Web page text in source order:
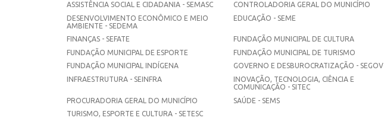
ASSISTÊNCIA SOCIAL E CIDADANIA - SEMASC
CONTROLADORIA GERAL DO MUNICÍPIO
DESENVOLVIMENTO ECONÔMICO E MEIO
AMBIENTE - SEDEMA
EDUCAÇÃO - SEME
FINANÇAS - SEFATE
FUNDAÇÃO MUNICIPAL DE CULTURA
FUNDAÇÃO MUNICIPAL DE ESPORTE
FUNDAÇÃO MUNICIPAL DE TURISMO
FUNDAÇÃO MUNICIPAL INDÍGENA
GOVERNO E DESBUROCRATIZAÇÃO - SEGOV
INFRAESTRUTURA - SEINFRA
INOVAÇÃO, TECNOLOGIA, CIÊNCIA E
COMUNICAÇÃO - SITEC
PROCURADORIA GERAL DO MUNICÍPIO
SAÚDE - SEMS
TURISMO, ESPORTE E CULTURA - SETESC